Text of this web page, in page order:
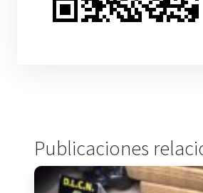
Publicaciones